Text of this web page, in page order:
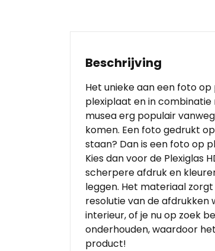
Beschrijving
Het unieke aan een foto
plexiplaat en in
musea erg populair
komen. Een foto gedrukt
staan? Dan is een foto op
Kies dan voor de Plexiglas
scherpere afdruk en
leggen. Het materiaal
resolutie van de
interieur, of je nu op zoek
onderhouden, waardoor
product!